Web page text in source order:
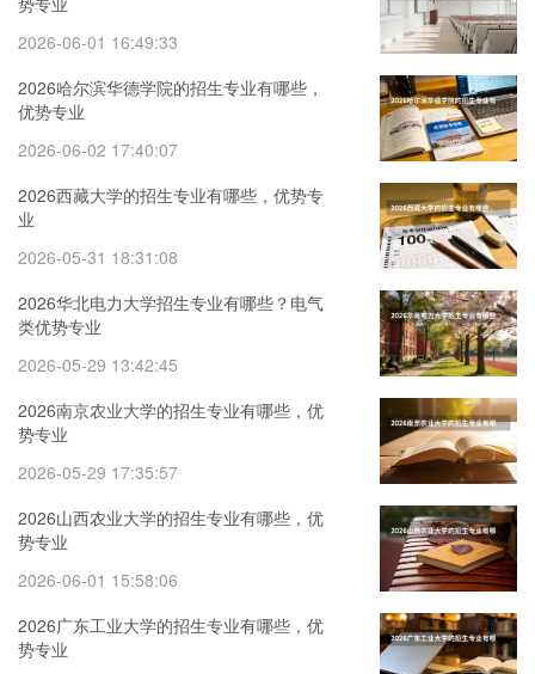
2026-06-01 16:49:33
2026哈尔滨华德学院的招生专业有哪些，
优势专业
2026-06-02 17:40:07
2026西藏大学的招生专业有哪些，优势专
业
2026-05-31 18:31:08
2026华北电力大学招生专业有哪些？电气
类优势专业
2026-05-29 13:42:45
2026南京农业大学的招生专业有哪些，优
势专业
2026-05-29 17:35:57
2026山西农业大学的招生专业有哪些，优
势专业
2026-06-01 15:58:06
2026广东工业大学的招生专业有哪些，优
势专业